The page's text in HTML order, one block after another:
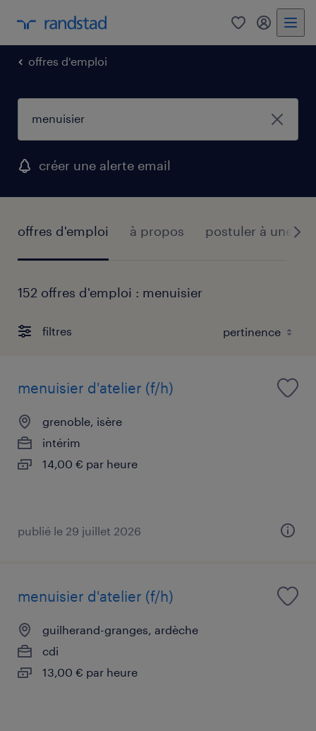
0 mon
offres d'emploi
créer une alerte email
offres d'emploi à propos postuler à une
152 offres d'emploi : menuisier
filtres
menuisier d'atelier (f/h)
grenoble, isère
intérim
14,00 € par heure
publié le 29 juillet 2026
menuisier d'atelier (f/h)
guilherand-granges, ardèche
cdi
13,00 € par heure